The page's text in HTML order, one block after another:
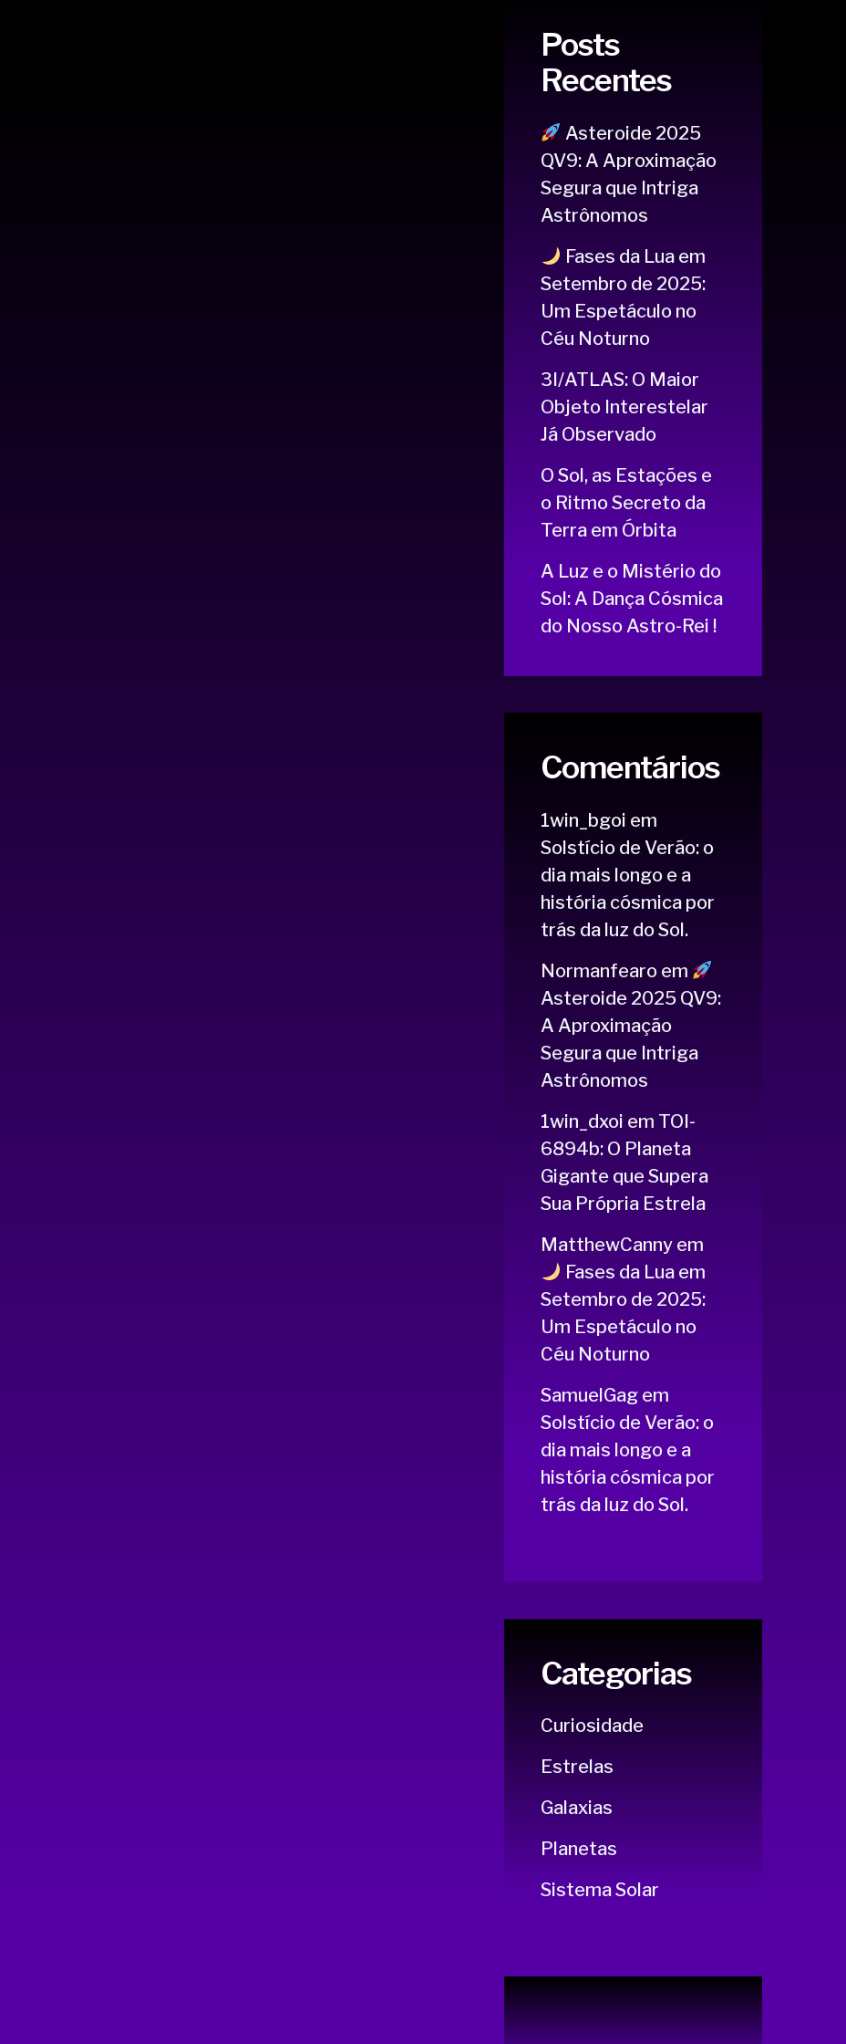
Posts
Recentes
Asteroide 2025
QV9: A Aproximação
Segura que Intriga
Astrônomos
Fases da Lua em
Setembro de 2025:
Um Espetáculo no
Céu Noturno
3I/ATLAS: O Maior
Objeto Interestelar
Já Observado
O Sol, as Estações e
o Ritmo Secreto da
Terra em Órbita
A Luz e o Mistério do
Sol: A Dança Cósmica
do Nosso Astro-Rei !
Comentários
1win_bgoi em
Solstício de Verão: o
dia mais longo e a
história cósmica por
trás da luz do Sol.
Normanfearoem
Asteroide 2025 QV9:
A Aproximação
Segura que Intriga
Astrônomos
1win_dxoi em TOI-
6894b: O Planeta
Gigante que Supera
Sua Própria Estrela
MatthewCannyem
Fases da Lua em
Setembro de 2025:
Um Espetáculo no
Céu Noturno
SamuelGagem
Solstício de Verão: o
dia mais longo e a
história cósmica por
trás da luz do Sol.
Categorias
Curiosidade
Estrelas
Galaxias
Planetas
Sistema Solar